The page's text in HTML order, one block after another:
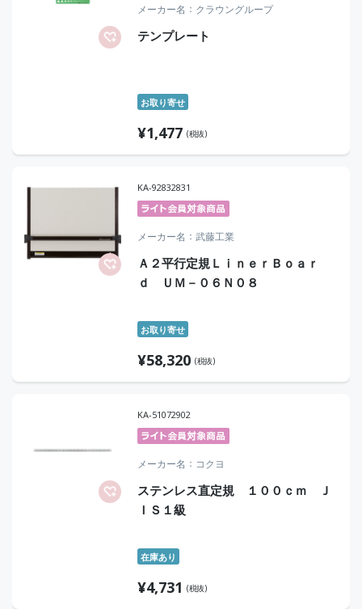
メーカー名 クラウングループ
テンプレート
お取り寄せ
¥1,477 (税抜)
KA-92832831
メーカー名 武藤工業
Ａ２平行定規ＬｉｎｅｒＢｏａｒ
ｄ ＵＭ－０６Ｎ０８
お取り寄せ
¥58,320 (税抜)
KA-51072902
メーカー名 コクヨ
ステンレス直定規 １００ｃｍ Ｊ
ＩＳ１級
在庫あり
¥4,731 (税抜)